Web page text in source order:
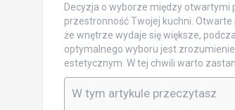
Decyzja o wyborze między otwartymi
przestronność Twojej kuchni. Otwarte
że wnętrze wydaje się większe,
optymalnego wyboru jest
estetycznym. W tej chwili warto
W tym artykule przeczytasz